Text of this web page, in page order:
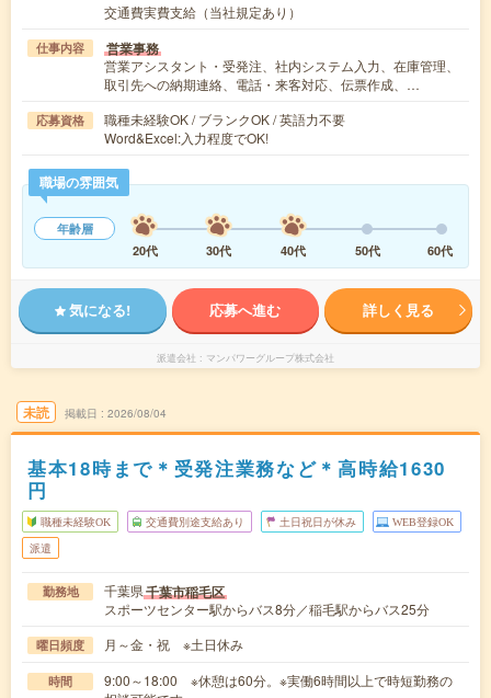
交通費実費支給（当社規定あり）
仕事内容 営業事務
営業アシスタント・受発注、社内システム入力、在庫管理、
取引先への納期連絡、電話・来客対応、伝票作成、…
応募資格
職種未経験OK / ブランクOK / 英語力不要
Word&Excel:入力程度でOK!
職場の雰囲気
年齢層
20代
30代 40代 50代 60代
気になる! 応募へ進む 詳しく見る
派遣会社 マンパワーグループ株式会社
未読 掲載日 2026/08/04
基本18時まで＊受発注業務など＊高時給1630
円
職種未経験OK 交通費別途支給あり 土日祝日が休み WEB登録OK
派遣
勤務地 千葉県千葉市稲毛区
スポーツセンター駅からバス8分／稲毛駅からバス25分
曜日頻度 月～金・祝 ※土日休み
時間
9:00～18:00 ※休憩は60分。※実働6時間以上で時短勤務の